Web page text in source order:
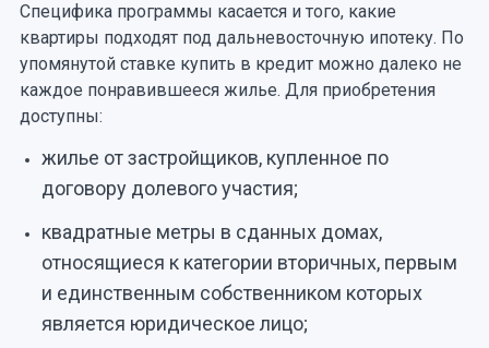
Специфика программы касается и того, какие
квартиры подходят под дальневосточную ипотеку. По
упомянутой ставке купить в кредит можно далеко не
каждое понравившееся жилье. Для приобретения
доступны:
жилье от застройщиков, купленное по
договору долевого участия;
квадратные метры в сданных домах,
относящиеся к категории вторичных, первым
и единственным собственником которых
является юридическое лицо;